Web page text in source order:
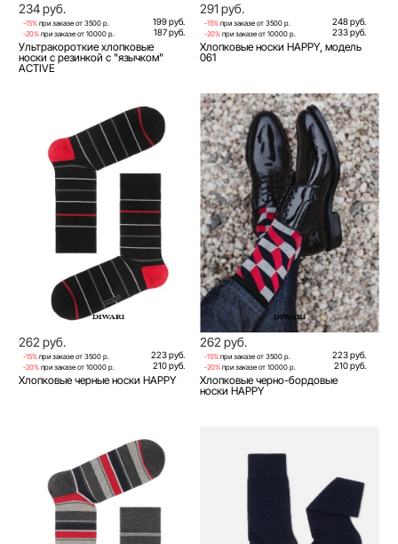
234 руб.
-15% при заказе от 3500 р. 199 руб.
-20% при заказе от 10000 р. 187 руб.
Ультракороткие хлопковые
носки с резинкой с "язычком"
ACTIVE
291 руб.
-15% при заказе от 3500 р. 248 руб.
-20% при заказе от 10000 р. 233 руб.
Хлопковые носки HAPPY, модель
061
262 руб.
-15% при заказе от 3500 р. 223 руб.
-20% при заказе от 10000 р. 210 руб.
Хлопковые черные носки HAPPY
262 руб.
-15% при заказе от 3500 р. 223 руб.
-20% при заказе от 10000 р. 210 руб.
Хлопковые черно-бордовые
носки HAPPY